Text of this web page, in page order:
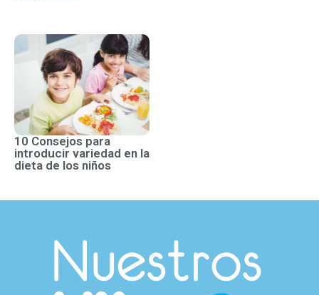
10 Consejos para
introducir variedad en la
dieta de los niños